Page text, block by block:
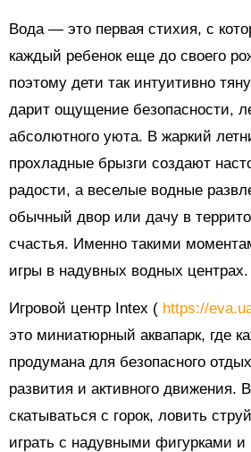
Вода — это первая стихия, с
каждый ребенок еще до своего
поэтому дети так интуитивно
дарит ощущение безопасности,
абсолютного уюта. В жаркий
прохладные брызги создают
радости, а веселые водные
обычный двор или дачу в
счастья. Именно такими
игры в надувных водных центрах.
Игровой центр Intex ( https://
это миниатюрный аквапарк, где
продумана для безопасного
развития и активного движения.
скатываться с горок, ловить
играть с надувными фигурками